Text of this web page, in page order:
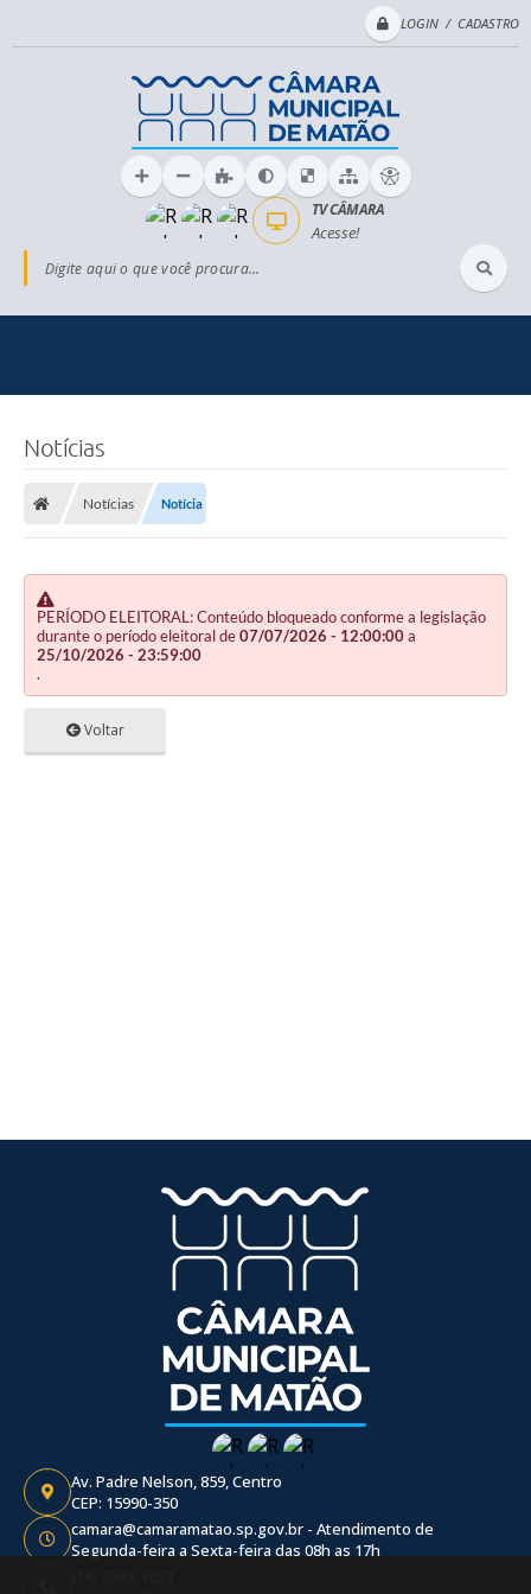
LOGIN / CADASTRO
Digite aqui o que você procura...
TV CÂMARA
Acesse!
Notícias
Notícias Notícia
PERÍODO ELEITORAL: Conteúdo bloqueado conforme a legislação
durante o período eleitoral de07/07/2026 - 12:00:00a
25/10/2026 - 23:59:00
.
Voltar
Av. Padre Nelson, 859, Centro
CEP: 15990-350
camara@camaramatao.sp.gov.br - Atendimento de
Segunda-feira a Sexta-feira das 08h as 17h